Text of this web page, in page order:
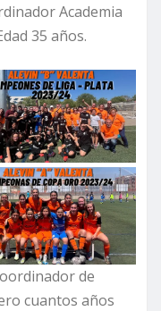
Academia
35 años.
de
cuantos años